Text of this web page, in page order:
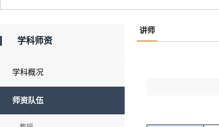
学科师资
学科概况
师资队伍
讲师